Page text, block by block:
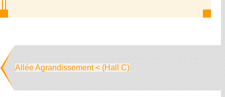
Allée Agrandissement < (Hall C)